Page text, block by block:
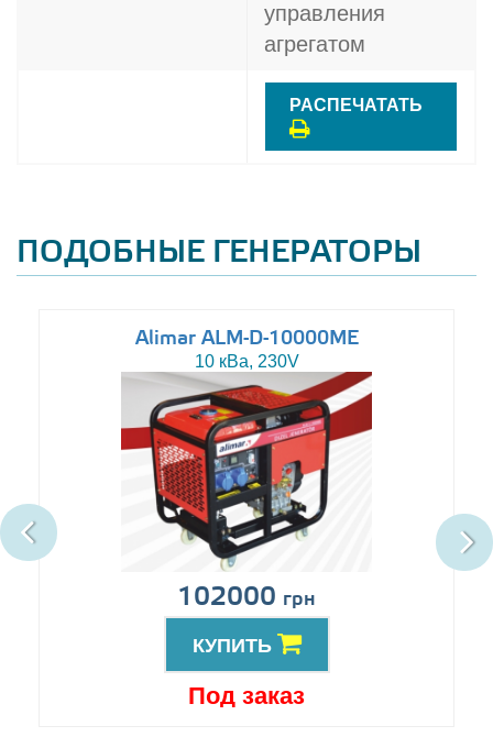
управления
агрегатом
РАСПЕЧАТАТЬ
ПОДОБНЫЕ ГЕНЕРАТОРЫ
Alimar ALM-D-10000ME
10 кВа, 230V
102000 грн
КУПИТЬ
Под заказ